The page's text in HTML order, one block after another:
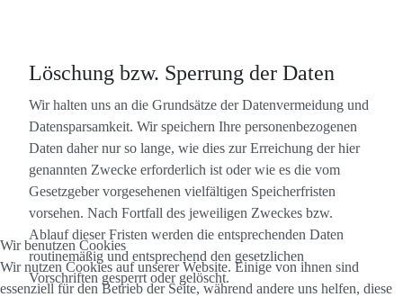
Löschung bzw. Sperrung der Daten
Wir halten uns an die Grundsätze der Datenvermeidung und
Datensparsamkeit. Wir speichern Ihre personenbezogenen
Daten daher nur so lange, wie dies zur Erreichung der hier
genannten Zwecke erforderlich ist oder wie es die vom
Gesetzgeber vorgesehenen vielfältigen Speicherfristen
vorsehen. Nach Fortfall des jeweiligen Zweckes bzw.
Ablauf dieser Fristen werden die entsprechenden Daten
routinemäßig und entsprechend den gesetzlichen
Vorschriften gesperrt oder gelöscht.
Wir benutzen Cookies
Wir nutzen Cookies auf unserer Website. Einige von ihnen sind
essenziell für den Betrieb der Seite, während andere uns helfen, diese